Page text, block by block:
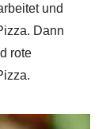
und
Dann
rote